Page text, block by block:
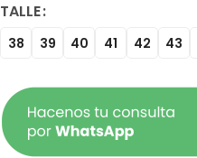
TALLE
38 39 40 41 42 43